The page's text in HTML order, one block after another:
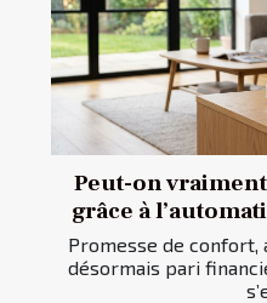
Peut-on
grâce à
Promesse de confort,
désormais pari